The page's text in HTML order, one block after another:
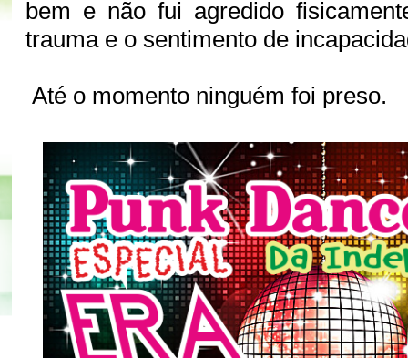
bem e não fui agredido
trauma e o sentimento de
Até o momento ninguém foi preso.